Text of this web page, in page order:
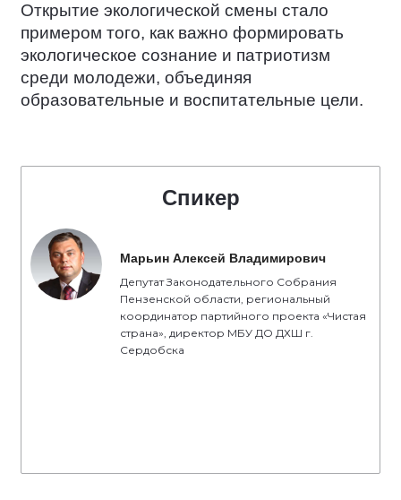
Открытие экологической смены стало
примером того, как важно формировать
экологическое сознание и патриотизм
среди молодежи, объединяя
образовательные и воспитательные цели.
Спикер
Марьин Алексей Владимирович
Депутат Законодательного Собрания
Пензенской области, региональный
координатор партийного проекта «Чистая
страна», директор МБУ ДО ДХШ г.
Сердобска